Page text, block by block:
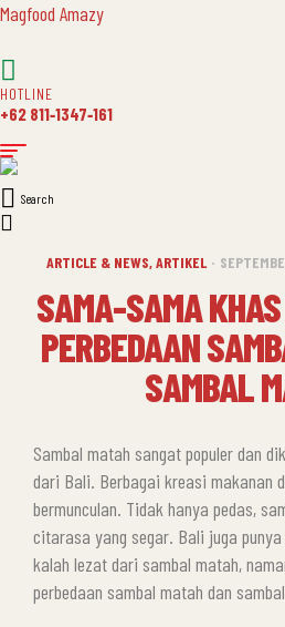
Magfood Amazy
HOTLINE
+62 811‑1347‑161
Search
CATEGORIES
ARTICLE & NEWS,ARTIKEL
SAMA-SAMA
PERBEDAAN
SAMBAL
Sambal matah sangat populer dan
dari Bali. Berbagai kreasi makanan
bermunculan. Tidak hanya pedas,
citarasa yang segar. Bali juga
kalah lezat dari sambal matah,
perbedaan sambal matah dan